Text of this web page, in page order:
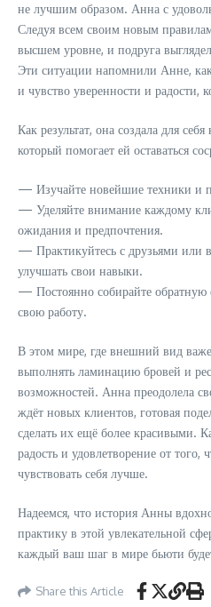
не лучшим образом. Анна с
Следуя всем своим новым
высшем уровне, и подруга
Эти ситуации напомнили Анне,
и чувство уверенности и радости,
Как результат, она создала для
который помогает ей оставаться
— Изучайте новейшие техники и
— Уделяйте внимание каждому
ожидания и предпочтения.
— Практикуйтесь с друзьями или
улучшать свои навыки.
— Постоянно собирайте обратную
свою работу.
В этом мире, где внешний вид
выполнять ламинацию бровей и
возможностей. Анна преодолела
ждёт новых клиентов, готовая
сделать их ещё более красивыми.
радость и удовлетворение от того,
чувствовать себя лучше.
Надеемся, что история Анны
практику в этой увлекательной
каждый ваш шаг в мире бьюти
Share this Article